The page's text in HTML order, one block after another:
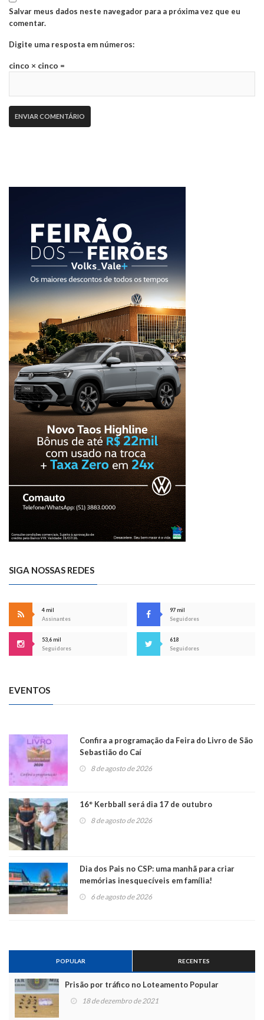
Salvar meus dados neste navegador para a próxima vez que eu
comentar.
Digite uma resposta em números:
cinco × cinco =
SIGA NOSSAS REDES
4 mil
Assinantes
97 mil
Seguidores
53,6 mil
Seguidores
618
Seguidores
EVENTOS
Confira a programação da Feira do Livro de São
Sebastião do Caí
8 de agosto de 2026
16° Kerbball será dia 17 de outubro
8 de agosto de 2026
Dia dos Pais no CSP: uma manhã para criar
memórias inesquecíveis em família!
6 de agosto de 2026
POPULAR RECENTES
Prisão por tráfico no Loteamento Popular
18 de dezembro de 2021